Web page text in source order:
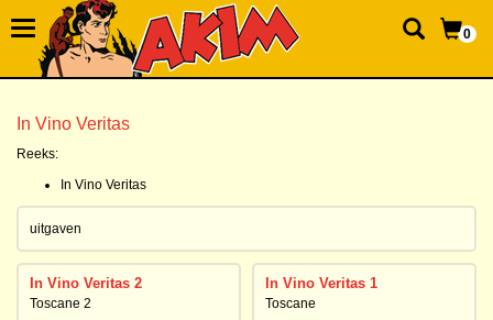
0
In Vino Veritas
Reeks:
In Vino Veritas
uitgaven
In Vino Veritas 2
Toscane 2
In Vino Veritas 1
Toscane